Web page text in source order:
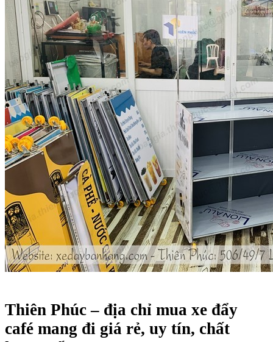
Thiên Phúc – địa chỉ mua xe đẩy
café mang đi giá rẻ, uy tín, chất